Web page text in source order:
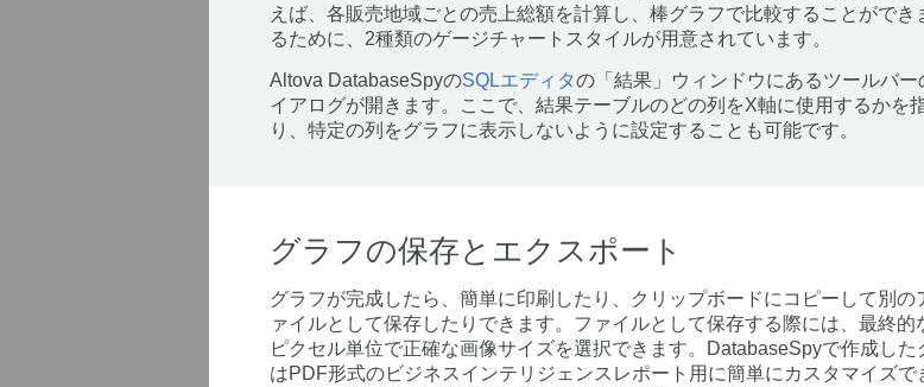
えば、各販売地域ごとの売上総額を計算し、棒グラフで比較することがで
るために、2種類のゲージチャートスタイルが用意されています。
Altova DatabaseSpyのSQLエディタの「結果」ウィンドウにあるツールバ
イアログが開きます。ここで、結果テーブルのどの列をX軸に使用するかを
り、特定の列をグラフに表示しないように設定することも可能です。
グラフの保存とエクスポート
グラフが完成したら、簡単に印刷したり、クリップボードにコピーして別
ァイルとして保存したりできます。ファイルとして保存する際には、最終的
ピクセル単位で正確な画像サイズを選択できます。DatabaseSpyで作成し
はPDF形式のビジネスインテリジェンスレポート用に簡単にカスタマイズ